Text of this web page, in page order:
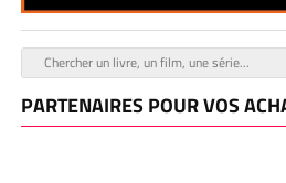
PARTENAIRES POUR VOS